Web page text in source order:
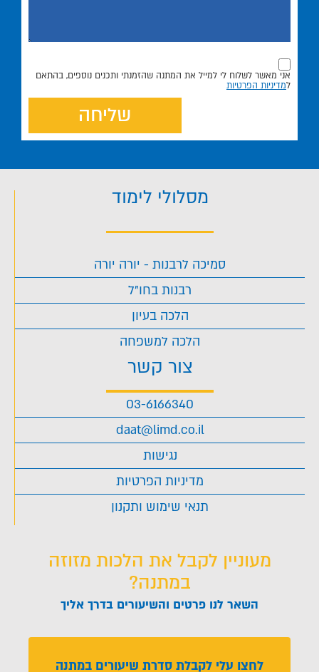
אני מאשר לשלוח לי למייל את המתנה שהזמנתי ותכנים נוספים, בהתאם
למדיניות הפרטיות
שליחה
מסלולי לימוד
סמיכה לרבנות - יורה יורה
רבנות בחו"ל
הלכה בעיון
הלכה למשפחה
צור קשר
03-6166340
daat@limd.co.il
נגישות
מדיניות הפרטיות
תנאי שימוש ותקנון
מעוניין לקבל את הלכות מזוזה
במתנה?
השאר לנו פרטים והשיעורים בדרך אליך
לחצו עלי לקבלת סדרת שיעורים במתנה